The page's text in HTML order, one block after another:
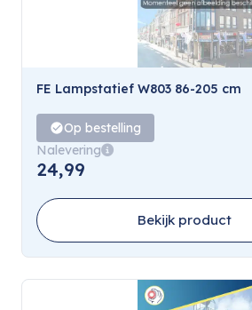
FE Lampstatief W803 86-205 cm
Op bestelling
Nalevering
24,99
Bekijk product